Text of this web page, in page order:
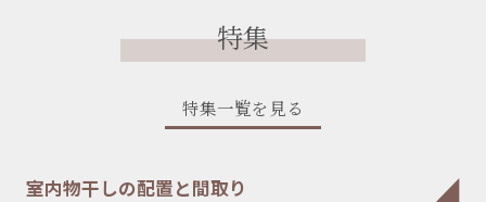
特集
特集一覧を見る
室内物干しの配置と間取り